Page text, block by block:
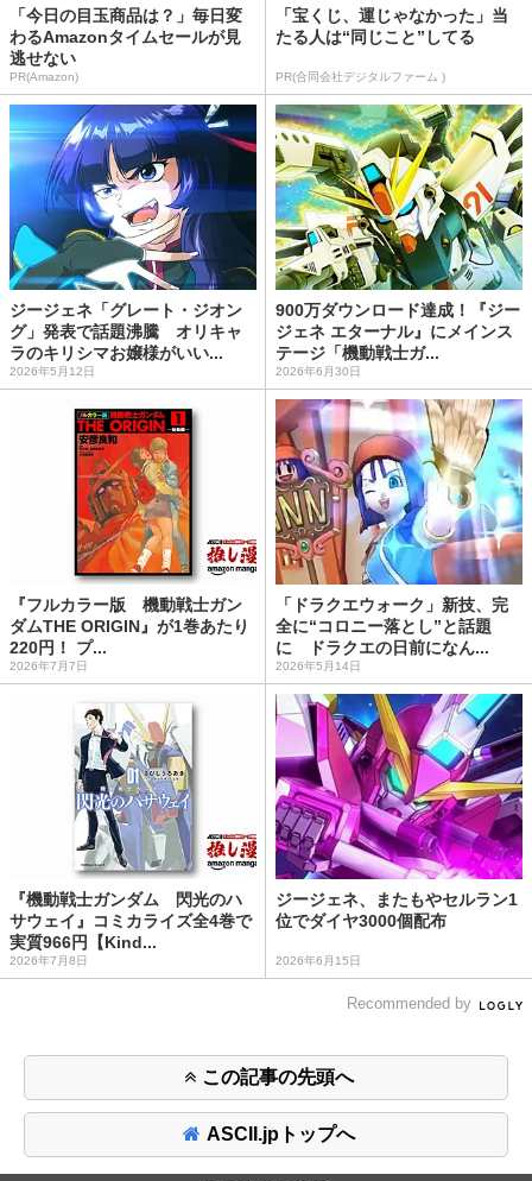
「今日の目玉商品は？」毎日変
わるAmazonタイムセールが見
逃せない
PR(Amazon)
「宝くじ、運じゃなかった」当
たる人は“同じこと”してる
PR(合同会社デジタルファーム )
ジージェネ「グレート・ジオン
グ」発表で話題沸騰 オリキャ
ラのキリシマお嬢様がいい...
2026年5月12日
900万ダウンロード達成！『ジー
ジェネ エターナル』にメインス
テージ「機動戦士ガ...
2026年6月30日
『フルカラー版 機動戦士ガン
ダムTHE ORIGIN』が1巻あたり
220円！ プ...
2026年7月7日
「ドラクエウォーク」新技、完
全に“コロニー落とし”と話題
に ドラクエの日前になん...
2026年5月14日
『機動戦士ガンダム 閃光のハ
サウェイ』コミカライズ全4巻で
実質966円【Kind...
2026年7月8日
ジージェネ、またもやセルラン1
位でダイヤ3000個配布
2026年6月15日
Recommended by
この記事の先頭へ
ASCII.jpトップへ